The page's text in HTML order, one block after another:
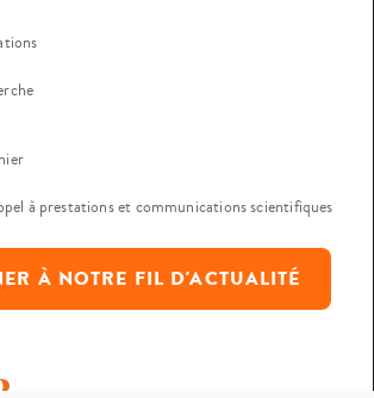
à prestations et communications scientifiques
À NOTRE FIL D'ACTUALITÉ